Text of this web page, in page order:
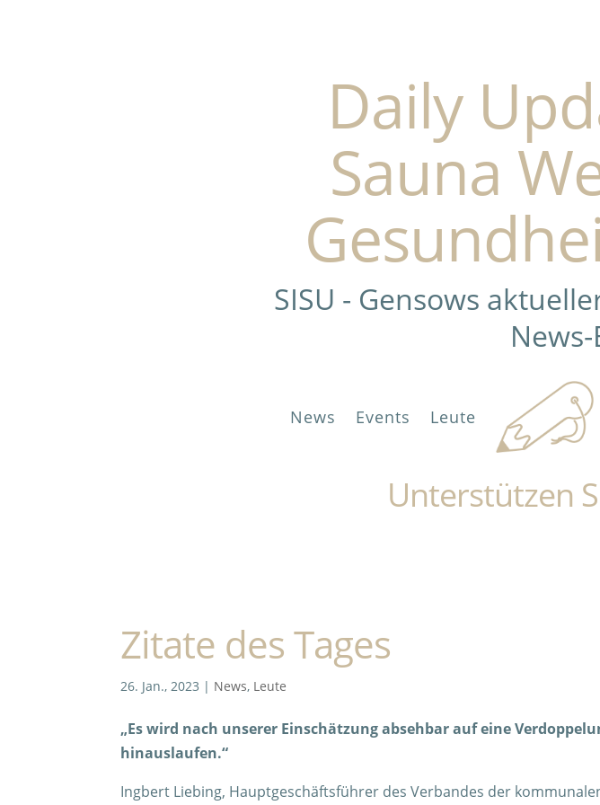
Daily
Sauna
SISU - Gensows
News Events Leute
Unterstützen
Zitate des Tages
26. Jan., 2023 | News, Leute
„Es wird nach unserer Einschätzung absehbar auf eine
hinauslaufen.“
Ingbert Liebing, Hauptgeschäftsführer des Verbandes der